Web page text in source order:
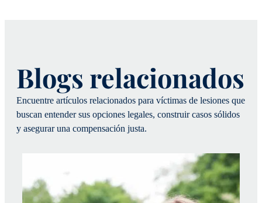
Blogs relacionados
Encuentre artículos relacionados para víctimas de lesiones que
buscan entender sus opciones legales, construir casos sólidos
y asegurar una compensación justa.